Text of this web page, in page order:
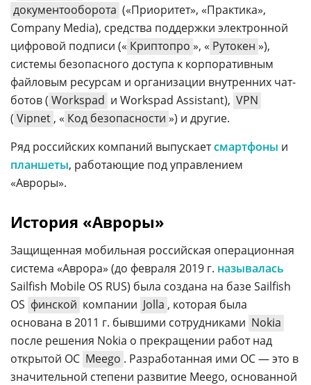
документооборота («Приоритет», «Практика»,
Company Media), средства поддержки электронной
цифровой подписи (« Криптопро », « Рутокен »),
системы безопасного доступа к корпоративным
файловым ресурсам и организации внутренних чат-
ботов ( Workspad и Workspad Assistant), VPN
( Vipnet , « Код безопасности ») и другие.
Ряд российских компаний выпускаетсмартфоны и
планшеты, работающие под управлением
«Авроры».
История «Авроры»
Защищенная мобильная российская операционная
система «Аврора» (до февраля 2019 г. называлась
Sailfish Mobile OS RUS) была создана на базе Sailfish
OS финской компании Jolla , которая была
основана в 2011 г. бывшими сотрудниками Nokia
после решения Nokia о прекращении работ над
открытой ОС Meego . Разработанная ими ОС — это в
значительной степени развитие Meego, основанной